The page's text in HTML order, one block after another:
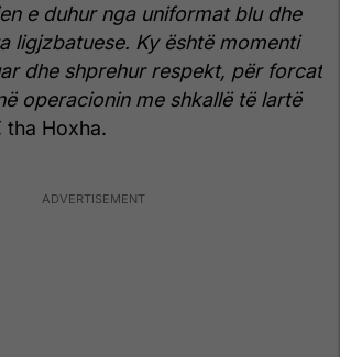
e duhur nga uniformat blu dhe
ligjzbatuese. Ky është momenti
dhe shprehur respekt, për forcat
operacionin me shkallë të lartë
tha Hoxha.